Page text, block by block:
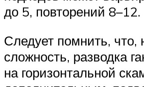
до 5, повторений 8–12.
Следует помнить, что,
сложность, разводка
на горизонтальной